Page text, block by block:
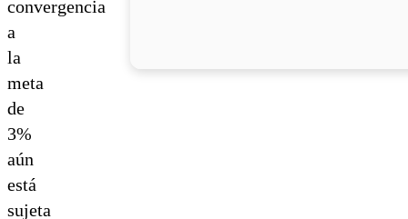
convergencia
a
la
meta
de
3%
aún
está
sujeta